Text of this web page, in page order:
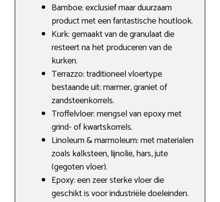
Bamboe: exclusief maar duurzaam
product met een fantastische houtlook.
Kurk: gemaakt van de granulaat die
resteert na het produceren van de
kurken.
Terrazzo: traditioneel vloertype
bestaande uit: marmer, graniet of
zandsteenkorrels.
Troffelvloer: mengsel van epoxy met
grind- of kwartskorrels.
Linoleum & marmoleum: met materialen
zoals kalksteen, lijnolie, hars, jute
(gegoten vloer).
Epoxy: een zeer sterke vloer die
geschikt is voor industriële doeleinden.